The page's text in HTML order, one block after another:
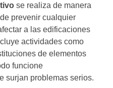
se realiza de manera
prevenir cualquier
a las edificaciones
actividades como
de elementos
funcione
surjan problemas serios.